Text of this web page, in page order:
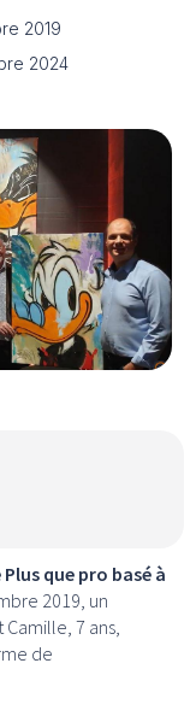
2019
2024
que pro basé à
2019, un
7 ans,
de